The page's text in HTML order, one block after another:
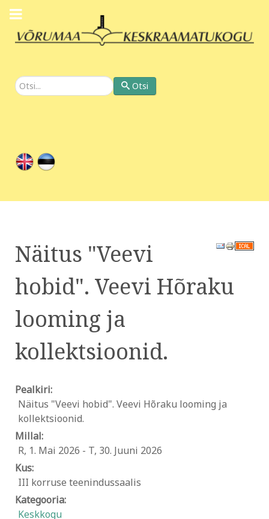
Otsi Otsi
Näitus "Veevi
hobid". Veevi Hõraku
looming ja
kollektsioonid.
Pealkiri:
Näitus "Veevi hobid". Veevi Hõraku looming ja
kollektsioonid.
Millal:
R, 1. Mai 2026 - T, 30. Juuni 2026
Kus:
III korruse teenindussaalis
Kategooria:
Keskkogu